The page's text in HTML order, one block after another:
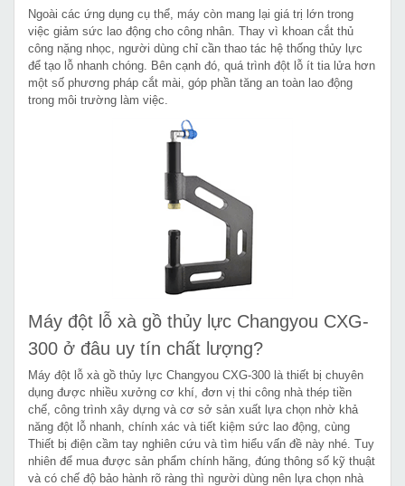
Ngoài các ứng dụng cụ thể, máy còn mang lại giá trị lớn trong
việc giảm sức lao động cho công nhân. Thay vì khoan cắt thủ
công nặng nhọc, người dùng chỉ cần thao tác hệ thống thủy lực
để tạo lỗ nhanh chóng. Bên cạnh đó, quá trình đột lỗ ít tia lửa hơn
một số phương pháp cắt mài, góp phần tăng an toàn lao động
trong môi trường làm việc.
Máy đột lỗ xà gồ thủy lực Changyou CXG-
300 ở đâu uy tín chất lượng?
Máy đột lỗ xà gồ thủy lực Changyou CXG-300 là thiết bị chuyên
dụng được nhiều xưởng cơ khí, đơn vị thi công nhà thép tiền
chế, công trình xây dựng và cơ sở sản xuất lựa chọn nhờ khả
năng đột lỗ nhanh, chính xác và tiết kiệm sức lao động, cùng
Thiết bị điện cầm tay nghiên cứu và tìm hiểu vấn đề này nhé. Tuy
nhiên để mua được sản phẩm chính hãng, đúng thông số kỹ thuật
và có chế độ bảo hành rõ ràng thì người dùng nên lựa chọn nhà